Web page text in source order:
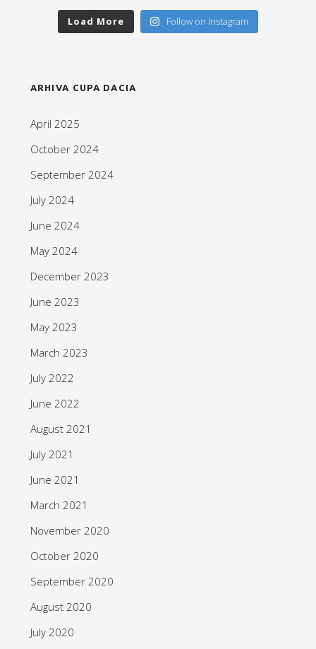
Load More Follow on Instagram
ARHIVA CUPA DACIA
April 2025
October 2024
September 2024
July 2024
June 2024
May 2024
December 2023
June 2023
May 2023
March 2023
July 2022
June 2022
August 2021
July 2021
June 2021
March 2021
November 2020
October 2020
September 2020
August 2020
July 2020